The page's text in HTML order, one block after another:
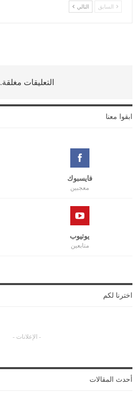
السابق التالي
التعليقات مغلقة.
ابقوا معنا
فايسبوك
معجبين
يوتيوب
متابعين
اخترنا لكم
- الإعلانات -
أحدث المقالات